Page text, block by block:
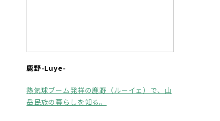
鹿野-Luye-
熱気球ブーム発祥の鹿野（ルーイェ）で、山
岳民族の暮らしを知る。